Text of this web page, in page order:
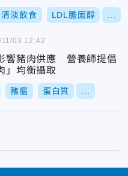
清淡飲食 LDL膽固醇
響豬肉供應 營養師提倡
」均衡攝取
豬瘟 蛋白質
11/03 12:42